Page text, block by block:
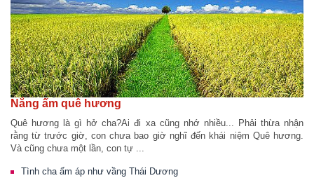
Nắng ấm quê hương
Quê hương là gì hở cha?Ai đi xa cũng nhớ nhiều... Phải thừa nhận
rằng từ trước giờ, con chưa bao giờ nghĩ đến khái niệm Quê hương.
Và cũng chưa một lần, con tự ...
Tình cha ấm áp như vầng Thái Dương